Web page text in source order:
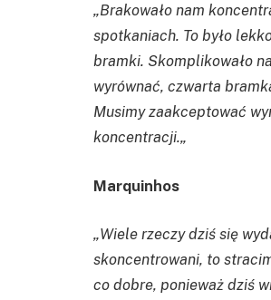
„Brakowało nam
spotkaniach. To było
bramki. Skomplikowało
wyrównać, czwarta
Musimy zaakceptować
koncentracji.„
Marquinhos
„Wiele rzeczy dziś się
skoncentrowani, to
co dobre, ponieważ dziś